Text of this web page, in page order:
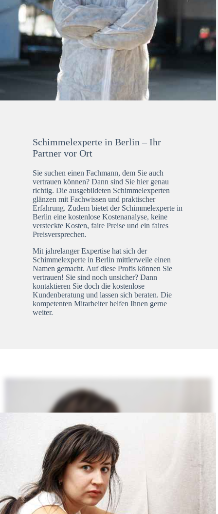
Schimmelexperte in Berlin – Ihr
Partner vor Ort
Sie suchen einen Fachmann, dem Sie auch
vertrauen können? Dann sind Sie hier genau
richtig. Die ausgebildeten Schimmelexperten
glänzen mit Fachwissen und praktischer
Erfahrung. Zudem bietet der Schimmelexperte in
Berlin eine kostenlose Kostenanalyse, keine
versteckte Kosten, faire Preise und ein faires
Preisversprechen.
Mit jahrelanger Expertise hat sich der
Schimmelexperte in Berlin mittlerweile einen
Namen gemacht. Auf diese Profis können Sie
vertrauen! Sie sind noch unsicher? Dann
kontaktieren Sie doch die kostenlose
Kundenberatung und lassen sich beraten. Die
kompetenten Mitarbeiter helfen Ihnen gerne
weiter.